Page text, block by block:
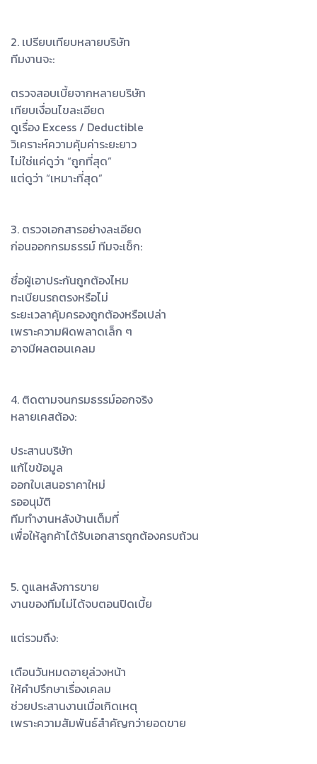
2. เปรียบเทียบหลายบริษัท
ทีมงานจะ:
ตรวจสอบเบี้ยจากหลายบริษัท
เทียบเงื่อนไขละเอียด
ดูเรื่อง Excess / Deductible
วิเคราะห์ความคุ้มค่าระยะยาว
ไม่ใช่แค่ดูว่า “ถูกที่สุด”
แต่ดูว่า “เหมาะที่สุด”
3. ตรวจเอกสารอย่างละเอียด
ก่อนออกกรมธรรม์ ทีมจะเช็ก:
ชื่อผู้เอาประกันถูกต้องไหม
ทะเบียนรถตรงหรือไม่
ระยะเวลาคุ้มครองถูกต้องหรือเปล่า
เพราะความผิดพลาดเล็ก ๆ
อาจมีผลตอนเคลม
4. ติดตามจนกรมธรรม์ออกจริง
หลายเคสต้อง:
ประสานบริษัท
แก้ไขข้อมูล
ออกใบเสนอราคาใหม่
รออนุมัติ
ทีมทำงานหลังบ้านเต็มที่
เพื่อให้ลูกค้าได้รับเอกสารถูกต้องครบถ้วน
5. ดูแลหลังการขาย
งานของทีมไม่ได้จบตอนปิดเบี้ย
แต่รวมถึง:
เตือนวันหมดอายุล่วงหน้า
ให้คำปรึกษาเรื่องเคลม
ช่วยประสานงานเมื่อเกิดเหตุ
เพราะความสัมพันธ์สำคัญกว่ายอดขาย